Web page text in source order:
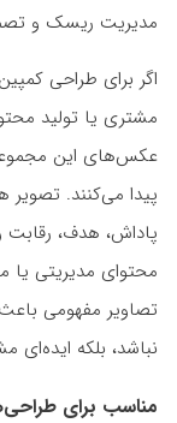
مدیریت ریسک و
اگر برای طراحی
مشتری یا تولید
عکس‌های این
پیدا می‌کنند. تصویر
پاداش، هدف،
محتوای مدیریتی یا
تصاویر مفهومی
نباشد، بلکه
مناسب برای